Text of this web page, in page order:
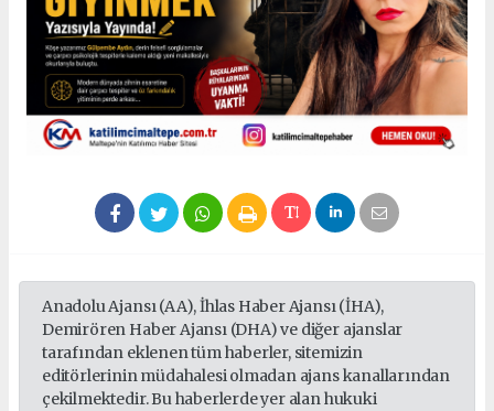
Anadolu Ajansı (AA), İhlas Haber Ajansı (İHA),
Demirören Haber Ajansı (DHA) ve diğer ajanslar
tarafından eklenen tüm haberler, sitemizin
editörlerinin müdahalesi olmadan ajans kanallarından
çekilmektedir. Bu haberlerde yer alan hukuki